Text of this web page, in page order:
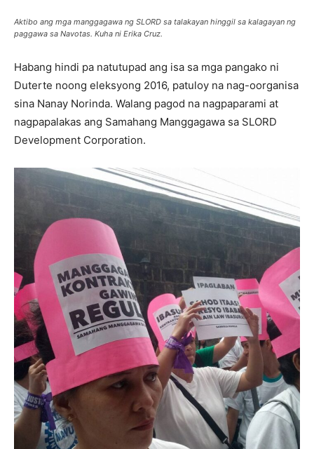
Aktibo ang mga manggagawa ng SLORD sa talakayan hinggil sa kalagayan ng
paggawa sa Navotas. Kuha ni Erika Cruz.
Habang hindi pa natutupad ang isa sa mga pangako ni
Duterte noong eleksyong 2016, patuloy na nag-oorganisa
sina Nanay Norinda. Walang pagod na nagpaparami at
nagpapalakas ang Samahang Manggagawa sa SLORD
Development Corporation.